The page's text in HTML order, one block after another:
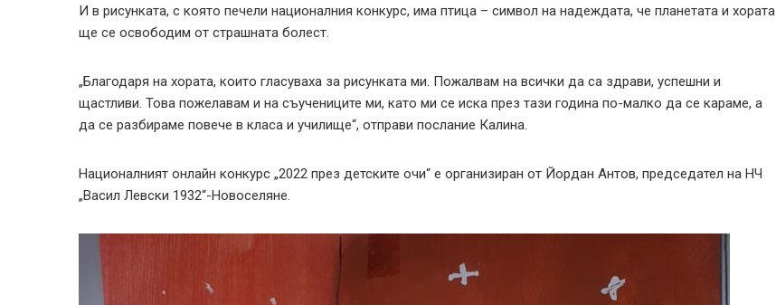
И в рисунката, с която печели националния конкурс, има птица – символ на надеждата, че планетата и хората
ще се освободим от страшната болест.
„Благодаря на хората, които гласуваха за рисунката ми. Пожалвам на всички да са здрави, успешни и
щастливи. Това пожелавам и на съучениците ми, като ми се иска през тази година по-малко да се караме, а
да се разбираме повече в класа и училище“, отправи послание Калина.
Националният онлайн конкурс „2022 през детските очи“ е организиран от Йордан Антов, председател на НЧ
„Васил Левски 1932“-Новоселяне.